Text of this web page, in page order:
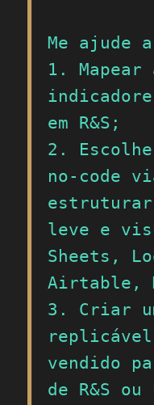
Me ajude
1.
em R&S;
2.
no-code
estruturar
leve e
Sheets,
Airtable,
3. Criar
replicável
vendido
de R&S ou